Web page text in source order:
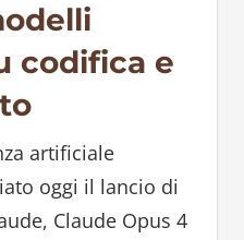
codifica e
artificiale
oggi il lancio di
Claude Opus 4